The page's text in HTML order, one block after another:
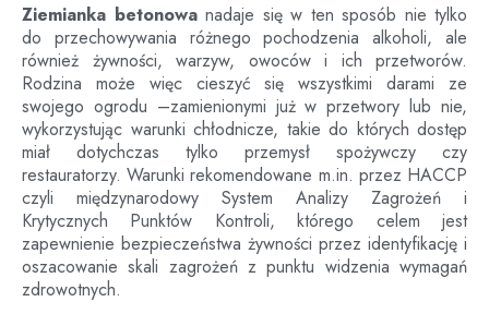
Ziemianka betonowanadaje się w ten sposób nie tylko
do przechowywania różnego pochodzenia alkoholi, ale
również żywności, warzyw, owoców i ich przetworów.
Rodzina może więc cieszyć się wszystkimi darami ze
swojego ogrodu –zamienionymi już w przetwory lub nie,
wykorzystując warunki chłodnicze, takie do których dostęp
miał dotychczas tylko przemysł spożywczy czy
restauratorzy. Warunki rekomendowane m.in. przez HACCP
czyli międzynarodowy System Analizy Zagrożeń i
Krytycznych Punktów Kontroli, którego celem jest
zapewnienie bezpieczeństwa żywności przez identyfikację i
oszacowanie skali zagrożeń z punktu widzenia wymagań
zdrowotnych.